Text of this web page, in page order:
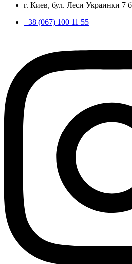
г. Киев, бул. Леси Украинки 7 б
+38 (067) 100 11 55